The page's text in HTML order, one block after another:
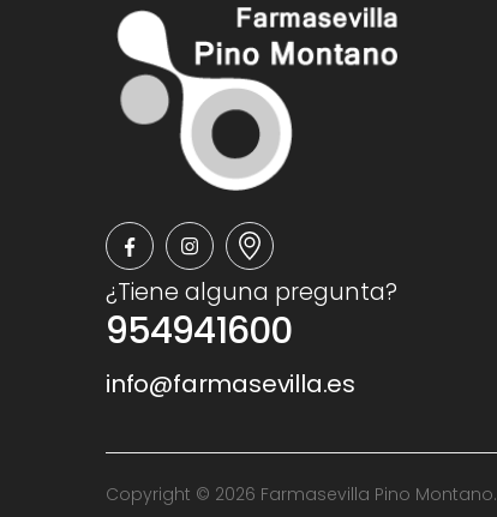
¿Tiene alguna pregunta?
954941600
info@farmasevilla.es
Copyright © 2026 Farmasevilla Pino Montano.